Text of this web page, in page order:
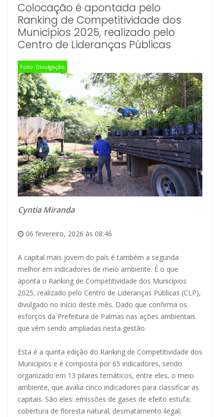
Colocação é apontada pelo
Ranking de Competitividade dos
Municípios 2025, realizado pelo
Centro de Lideranças Públicas
Foto: Divulgação
Cyntia Miranda
06 fevereiro, 2026 às 08:46
A capital mais jovem do país é também a segunda
melhor em indicadores de meio ambiente. É o que
aponta o Ranking de Competitividade dos Municípios
2025, realizado pelo Centro de Lideranças Públicas (CLP),
divulgado no início deste mês. Dado que confirma os
esforços da Prefeitura de Palmas nas ações ambientais
que vêm sendo ampliadas nesta gestão.
Esta é a quinta edição do Ranking de Competitividade dos
Municípios e é composta por 65 indicadores, sendo
organizado em 13 pilares temáticos, entre eles, o meio
ambiente, que avalia cinco indicadores para classificar as
capitais. São eles: emissões de gases de efeito estufa;
cobertura de floresta natural; desmatamento ilegal;